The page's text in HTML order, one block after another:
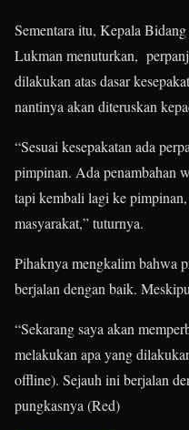
Sementara itu, Kepala
Lukman menuturkan,
dilakukan atas dasar
nantinya akan diteruskan
“Sesuai kesepakatan ada
pimpinan. Ada penambahan
tapi kembali lagi ke
masyarakat,” tuturnya.
Pihaknya mengkalim bahwa
berjalan dengan baik.
“Sekarang saya akan
melakukan apa yang
offline). Sejauh ini berjalan
pungkasnya (Red)